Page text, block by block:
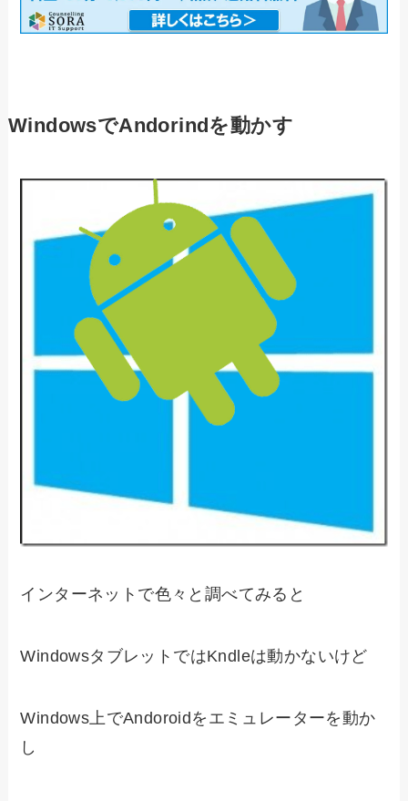
WindowsでAndorindを動かす
インターネットで色々と調べてみると
WindowsタブレットではKndleは動かないけど
Windows上でAndoroidをエミュレーターを動か
し